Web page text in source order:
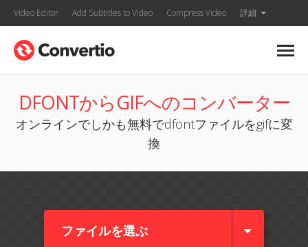
Video Editor Add Subtitles to Video Compress Video 詳細
DFONTからGIFへのコンバーター
オンラインでしかも無料でdfontファイルをgifに変
換
ファイルを選ぶ